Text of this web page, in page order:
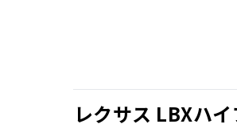
レクサス LBXハ